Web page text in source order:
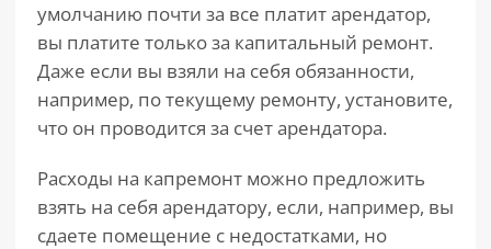
умолчанию почти за все платит арендатор,
вы платите только за капитальный ремонт.
Даже если вы взяли на себя обязанности,
например, по текущему ремонту, установите,
что он проводится за счет арендатора.
Расходы на капремонт можно предложить
взять на себя арендатору, если, например, вы
сдаете помещение с недостатками, но